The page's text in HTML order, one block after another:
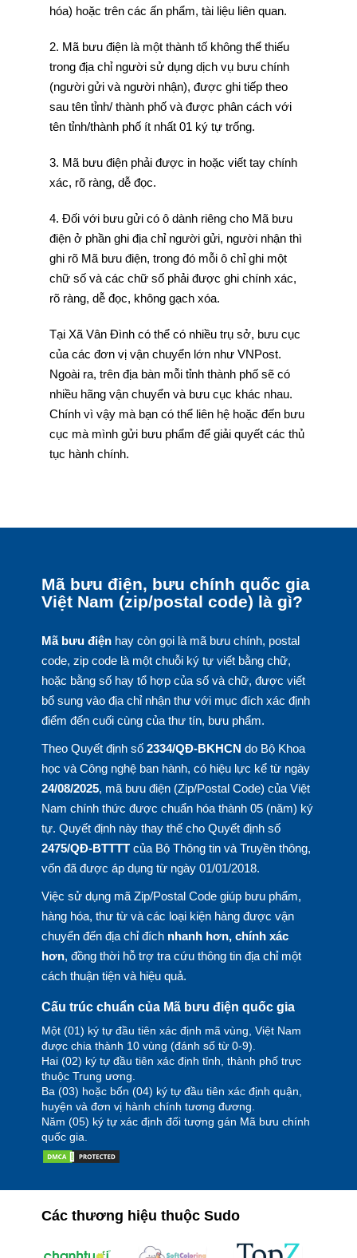
hóa) hoặc trên các ấn phẩm, tài liệu liên quan.
2. Mã bưu điện là một thành tố không thể thiếu
trong địa chỉ người sử dụng dịch vụ bưu chính
(người gửi và người nhận), được ghi tiếp theo
sau tên tỉnh/ thành phố và được phân cách với
tên tỉnh/thành phố ít nhất 01 ký tự trống.
3. Mã bưu điện phải được in hoặc viết tay chính
xác, rõ ràng, dễ đọc.
4. Đối với bưu gửi có ô dành riêng cho Mã bưu
điện ở phần ghi địa chỉ người gửi, người nhận thì
ghi rõ Mã bưu điện, trong đó mỗi ô chỉ ghi một
chữ số và các chữ số phải được ghi chính xác,
rõ ràng, dễ đọc, không gạch xóa.
Tại Xã Vân Đình có thể có nhiều trụ sở, bưu cục
của các đơn vị vận chuyển lớn như VNPost.
Ngoài ra, trên địa bàn mỗi tỉnh thành phố sẽ có
nhiều hãng vận chuyển và bưu cục khác nhau.
Chính vì vậy mà bạn có thể liên hệ hoặc đến bưu
cục mà mình gửi bưu phẩm để giải quyết các thủ
tục hành chính.
Mã bưu điện, bưu chính quốc gia
Việt Nam (zip/postal code) là gì?
Mã bưu điệnhay còn gọi là mã bưu chính, postal
code, zip code là một chuỗi ký tự viết bằng chữ,
hoặc bằng số hay tổ hợp của số và chữ, được viết
bổ sung vào địa chỉ nhận thư với mục đích xác định
điểm đến cuối cùng của thư tín, bưu phẩm.
Theo Quyết định số 2334/QĐ-BKHCN do Bộ Khoa
học và Công nghệ ban hành, có hiệu lực kể từ ngày
24/08/2025, mã bưu điện (Zip/Postal Code) của Việt
Nam chính thức được chuẩn hóa thành 05 (năm) ký
tự. Quyết định này thay thế cho Quyết định số
2475/QĐ-BTTTTcủa Bộ Thông tin và Truyền thông,
vốn đã được áp dụng từ ngày 01/01/2018.
Việc sử dụng mã Zip/Postal Code giúp bưu phẩm,
hàng hóa, thư từ và các loại kiện hàng được vận
chuyển đến địa chỉ đích nhanh hơn, chính xác
hơn, đồng thời hỗ trợ tra cứu thông tin địa chỉ một
cách thuận tiện và hiệu quả.
Cấu trúc chuẩn của Mã bưu điện quốc gia
Một (01) ký tự đầu tiên xác định mã vùng, Việt Nam
được chia thành 10 vùng (đánh số từ 0-9).
Hai (02) ký tự đầu tiên xác định tỉnh, thành phố trực
thuộc Trung ương.
Ba (03) hoặc bốn (04) ký tự đầu tiên xác định quận,
huyện và đơn vị hành chính tương đương.
Năm (05) ký tự xác định đối tượng gán Mã bưu chính
quốc gia.
Các thương hiệu thuộc Sudo